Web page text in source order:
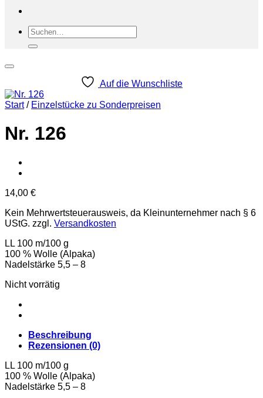
Suchen
nach:
Auf die Wunschliste
Start / Einzelstücke zu Sonderpreisen
Nr. 126
14,00 €
Kein Mehrwertsteuerausweis, da Kleinunternehmer nach § 6
UStG. zzgl. Versandkosten
LL 100 m/100 g
100 % Wolle (Alpaka)
Nadelstärke 5,5 – 8
Nicht vorrätig
Beschreibung
Rezensionen (0)
LL 100 m/100 g
100 % Wolle (Alpaka)
Nadelstärke 5,5 – 8